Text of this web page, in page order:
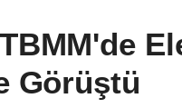
Görüştü